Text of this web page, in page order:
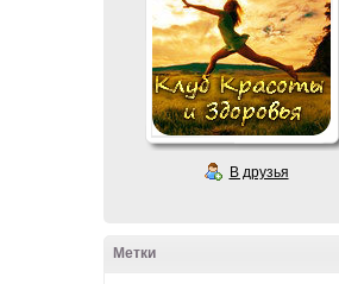
В друзья
Метки